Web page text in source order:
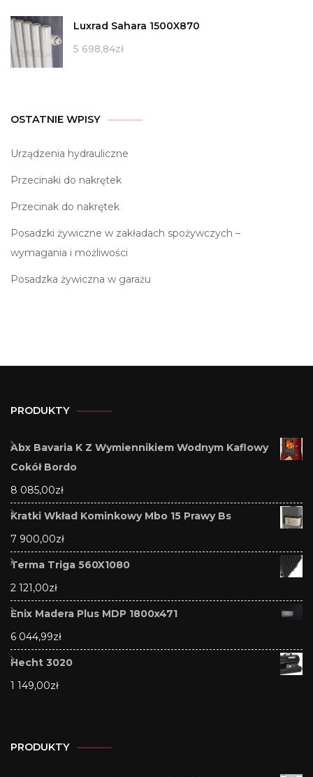
Luxrad Sahara 1500X870
5 698,84zł
OSTATNIE WPISY
Urządzenia hydrauliczne
Przecinaki do nakrętek
Przecinak do nakrętek
Posadzki żywiczne w zakładach spożywczych –
wymagania i możliwości
Posadzka żywiczna w garażu
PRODUKTY
Abx Bavaria K Z Wymiennikiem Wodnym Kaflowy
Cokół Bordo
8 085,00zł
Kratki Wkład Kominkowy Mbo 15 Prawy Bs
7 900,00zł
Terma Triga 560X1080
2 121,00zł
Enix Madera Plus MDP 1800x471
6 044,99zł
Hecht 3020
1 149,00zł
PRODUKTY